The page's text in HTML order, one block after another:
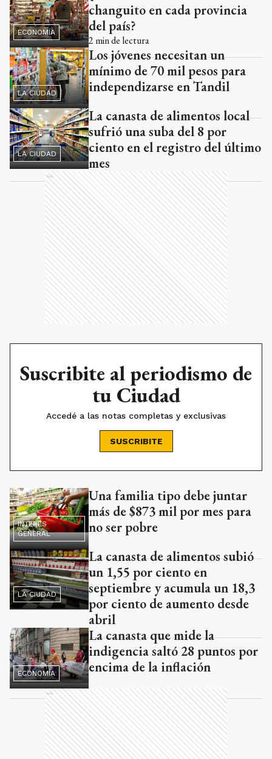
ECONOMÍA
changuito en cada provincia
del país?
2 min de lectura
LA CIUDAD
Los jóvenes necesitan un
mínimo de 70 mil pesos para
independizarse en Tandil
LA CIUDAD
La canasta de alimentos local
sufrió una suba del 8 por
ciento en el registro del último
mes
Ads
Suscribite al periodismo de
tu Ciudad
Accedé a las notas completas y exclusivas
SUSCRIBITE
INTERÉS
GENERAL
Una familia tipo debe juntar
más de $873 mil por mes para
no ser pobre
LA CIUDAD
La canasta de alimentos subió
un 1,55 por ciento en
septiembre y acumula un 18,3
por ciento de aumento desde
abril
ECONOMÍA
La canasta que mide la
indigencia saltó 28 puntos por
encima de la inflación
Ads